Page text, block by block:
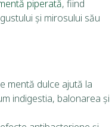
piperată, fiind
și mirosului său
mentă dulce ajută la
indigestia, balonarea și